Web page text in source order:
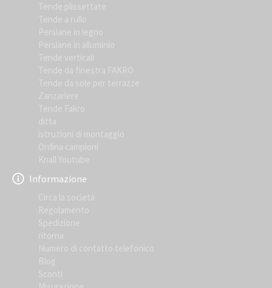
Tende plissettate
Tende a rullo
Persiane in legno
Persiane in alluminio
Tende verticali
Tende da finestra FAKRO
Tende da sole per terrazze
Zanzariere
Tende Fakro
ditta
istruzioni di montaggio
Ordina campioni
Knall Youtube
Informazione
Circa la società
Regolamento
Spedizione
ritorna
Numero di contatto telefonico
Blog
Sconti